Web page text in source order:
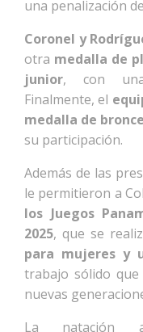
una penalización
Coronel y
otra medalla de
junior, con
Finalmente, el
medalla de bronce
su participación.
Además de las
le permitieron a
los Juegos
2025, que se
para mujeres y
trabajo sólido
nuevas
La natación